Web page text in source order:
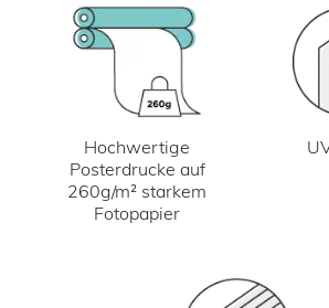
Hochwertige
Posterdrucke auf
260g/m² starkem
Fotopapier